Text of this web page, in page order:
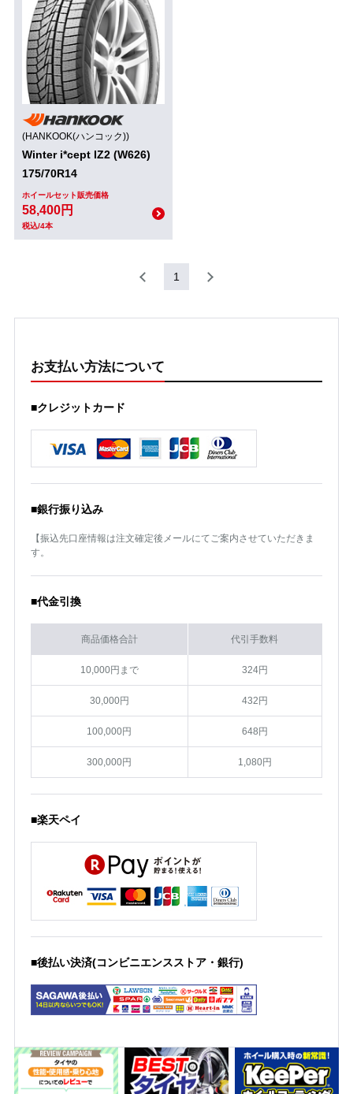
(HANKOOK(ハンコック))
Winter i*cept IZ2 (W626)
175/70R14
ホイールセット販売価格
58,400円
税込/4本
1
お支払い方法について
■クレジットカード
■銀行振り込み
【振込先口座情報は注文確定後メールにてご案内させていただきま
す。
■代金引換
商品価格合計 代引手数料
10,000円まで 324円
30,000円 432円
100,000円 648円
300,000円 1,080円
■楽天ペイ
■後払い決済(コンビニエンスストア・銀行)